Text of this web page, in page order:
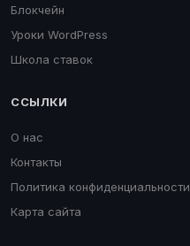
Блокчейн
Уроки WordPress
Школа ставок
ССЫЛКИ
О нас
Контакты
Политика конфиденциальности
Карта сайта